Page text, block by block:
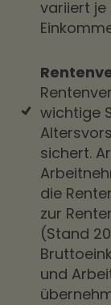
variiert je
wichtige
sichert.
die
zur
(Stand
und